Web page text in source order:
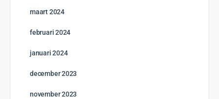
maart 2024
februari 2024
januari 2024
december 2023
november 2023